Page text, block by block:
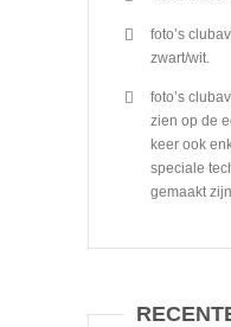
foto’s
zwart/wit.
foto’s
zien op de
keer ook
speciale
gemaakt